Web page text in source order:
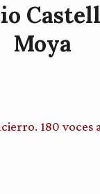
Moya
180 voces